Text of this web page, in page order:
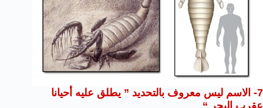
7- الاسم ليس معروف بالتحديد ” يطلق عليه أحيانا